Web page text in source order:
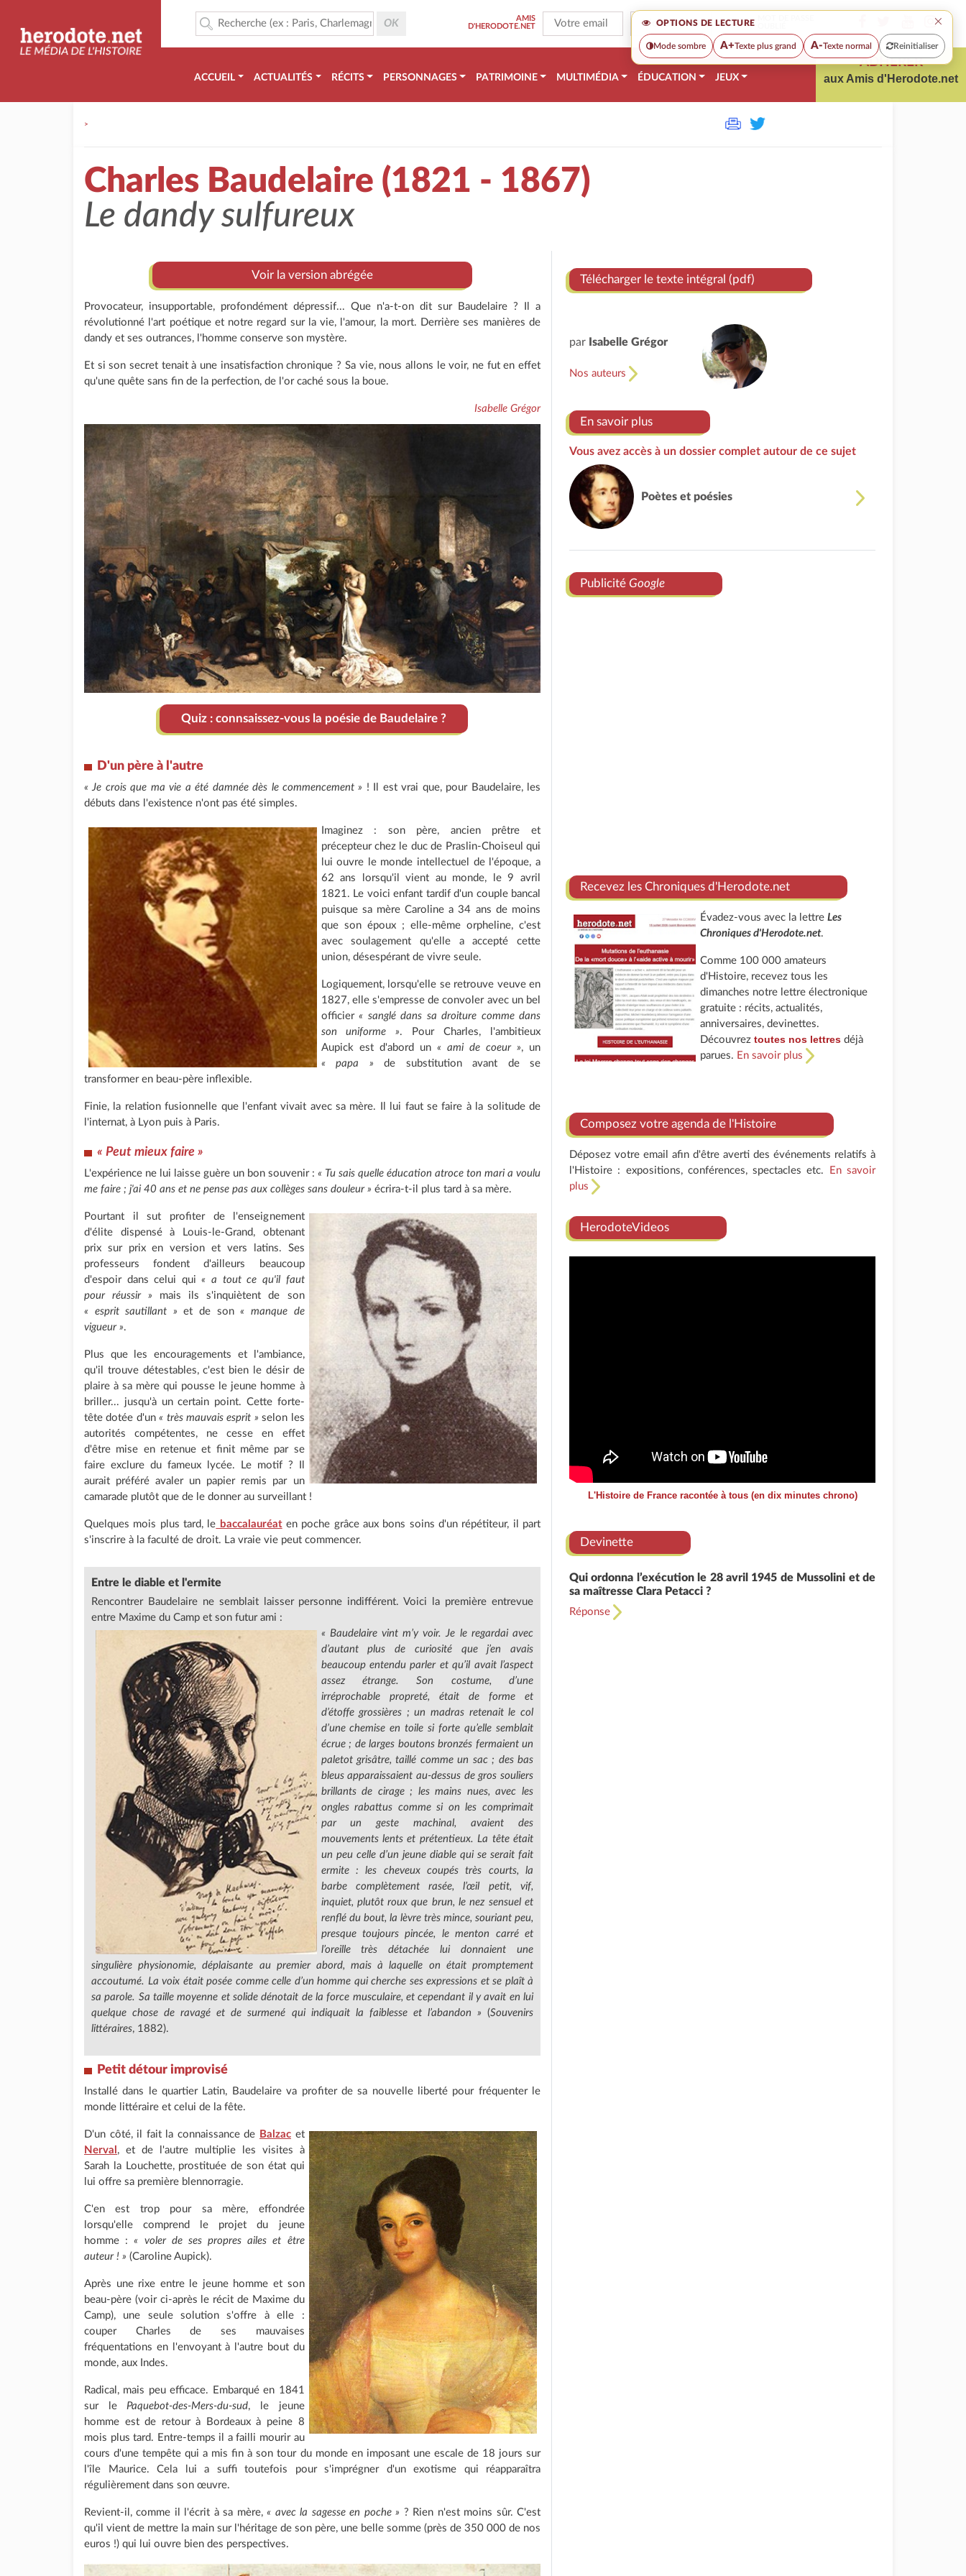
OPTIONS DE LECTURE ×
Mode sombre A+Texte plus grand A-Texte normal Reinitialiser
AMIS
D'HERODOTE.NET
ACCUEIL ACTUALITÉS RÉCITS PERSONNAGES PATRIMOINE MULTIMÉDIA ÉDUCATION JEUX
ADHÉRER
aux Amis d'Herodote.net
>
Charles Baudelaire (1821 - 1867)
Le dandy sulfureux
Voir la version abrégée
Provocateur, insupportable, profondément dépressif... Que n'a-t-on dit sur Baudelaire ? Il a
révolutionné l'art poétique et notre regard sur la vie, l'amour, la mort. Derrière ses manières de
dandy et ses outrances, l'homme conserve son mystère.
Et si son secret tenait à une insatisfaction chronique ? Sa vie, nous allons le voir, ne fut en effet
qu'une quête sans fin de la perfection, de l'or caché sous la boue.
Isabelle Grégor
Quiz : connsaissez-vous la poésie de Baudelaire ?
D'un père à l'autre
« Je crois que ma vie a été damnée dès le commencement » ! Il est vrai que, pour Baudelaire, les
débuts dans l'existence n'ont pas été simples.
Imaginez : son père, ancien prêtre et
précepteur chez le duc de Praslin-Choiseul qui
lui ouvre le monde intellectuel de l'époque, a
62 ans lorsqu'il vient au monde, le 9 avril
1821. Le voici enfant tardif d'un couple bancal
puisque sa mère Caroline a 34 ans de moins
que son époux ; elle-même orpheline, c'est
avec soulagement qu'elle a accepté cette
union, désespérant de vivre seule.
Logiquement, lorsqu'elle se retrouve veuve en
1827, elle s'empresse de convoler avec un bel
officier « sanglé dans sa droiture comme dans
son uniforme ». Pour Charles, l'ambitieux
Aupick est d'abord un « ami de coeur », un
« papa » de substitution avant de se
transformer en beau-père inflexible.
Finie, la relation fusionnelle que l'enfant vivait avec sa mère. Il lui faut se faire à la solitude de
l'internat, à Lyon puis à Paris.
« Peut mieux faire »
L'expérience ne lui laisse guère un bon souvenir : « Tu sais quelle éducation atroce ton mari a voulu
me faire ; j'ai 40 ans et ne pense pas aux collèges sans douleur » écrira-t-il plus tard à sa mère.
Pourtant il sut profiter de l'enseignement
d'élite dispensé à Louis-le-Grand, obtenant
prix sur prix en version et vers latins. Ses
professeurs fondent d'ailleurs beaucoup
d'espoir dans celui qui« a tout ce qu'il faut
pour réussir » mais ils s'inquiètent de son
« esprit sautillant » et de son« manque de
vigueur ».
Plus que les encouragements et l'ambiance,
qu'il trouve détestables, c'est bien le désir de
plaire à sa mère qui pousse le jeune homme à
briller... jusqu'à un certain point. Cette forte-
tête dotée d'un« très mauvais esprit » selon les
autorités compétentes, ne cesse en effet
d'être mise en retenue et finit même par se
faire exclure du fameux lycée. Le motif ? Il
aurait préféré avaler un papier remis par un
camarade plutôt que de le donner au surveillant !
Quelques mois plus tard, le baccalauréaten poche grâce aux bons soins d'un répétiteur, il part
s'inscrire à la faculté de droit. La vraie vie peut commencer.
Entre le diable et l'ermite
Rencontrer Baudelaire ne semblait laisser personne indifférent. Voici la première entrevue
entre Maxime du Camp et son futur ami :
« Baudelaire vint m’y voir. Je le regardai avec
d’autant plus de curiosité que j’en avais
beaucoup entendu parler et qu’il avait l’aspect
assez étrange. Son costume, d’une
irréprochable propreté, était de forme et
d’étoffe grossières ; un madras retenait le col
d’une chemise en toile si forte qu’elle semblait
écrue ; de larges boutons bronzés fermaient un
paletot grisâtre, taillé comme un sac ; des bas
bleus apparaissaient au-dessus de gros souliers
brillants de cirage ; les mains nues, avec les
ongles rabattus comme si on les comprimait
par un geste machinal, avaient des
mouvements lents et prétentieux. La tête était
un peu celle d’un jeune diable qui se serait fait
ermite : les cheveux coupés très courts, la
barbe complètement rasée, l’œil petit, vif,
inquiet, plutôt roux que brun, le nez sensuel et
renflé du bout, la lèvre très mince, souriant peu,
presque toujours pincée, le menton carré et
l’oreille très détachée lui donnaient une
singulière physionomie, déplaisante au premier abord, mais à laquelle on était promptement
accoutumé. La voix était posée comme celle d’un homme qui cherche ses expressions et se plaît à
sa parole. Sa taille moyenne et solide dénotait de la force musculaire, et cependant il y avait en lui
quelque chose de ravagé et de surmené qui indiquait la faiblesse et l’abandon » (Souvenirs
littéraires, 1882).
Petit détour improvisé
Installé dans le quartier Latin, Baudelaire va profiter de sa nouvelle liberté pour fréquenter le
monde littéraire et celui de la fête.
D'un côté, il fait la connaissance de Balzacet
Nerval , et de l'autre multiplie les visites à
Sarah la Louchette, prostituée de son état qui
lui offre sa première blennorragie.
C'en est trop pour sa mère, effondrée
lorsqu'elle comprend le projet du jeune
homme :« voler de ses propres ailes et être
auteur ! » (Caroline Aupick).
Après une rixe entre le jeune homme et son
beau-père (voir ci-après le récit de Maxime du
Camp), une seule solution s'offre à elle :
couper Charles de ses mauvaises
fréquentations en l'envoyant à l'autre bout du
monde, aux Indes.
Radical, mais peu efficace. Embarqué en 1841
sur lePaquebot-des-Mers-du-sud, le jeune
homme est de retour à Bordeaux à peine 8
mois plus tard. Entre-temps il a failli mourir au
cours d'une tempête qui a mis fin à son tour du monde en imposant une escale de 18 jours sur
l'île Maurice. Cela lui a suffi toutefois pour s'imprégner d'un exotisme qui réapparaîtra
régulièrement dans son œuvre.
Revient-il, comme il l'écrit à sa mère,« avec la sagesse en poche » ? Rien n'est moins sûr. C'est
qu'il vient de mettre la main sur l'héritage de son père, une belle somme (près de 350 000 de nos
euros !) qui lui ouvre bien des perspectives.
Télécharger le texte intégral (pdf)
par Isabelle Grégor
Nos auteurs
En savoir plus
Vous avez accès à un dossier complet autour de ce sujet
Poètes et poésies
Publicité Google
Recevez les Chroniques d'Herodote.net
Évadez-vous avec la lettreLes
Chroniques d'Herodote.net.
Comme 100 000 amateurs
d'Histoire, recevez tous les
dimanches notre lettre électronique
gratuite : récits, actualités,
anniversaires, devinettes.
Découvreztoutes nos lettres déjà
parues. En savoir plus
Composez votre agenda de l'Histoire
Déposez votre email afin d'être averti des événements relatifs à
l'Histoire : expositions, conférences, spectacles etc.
En savoir
plus
HerodoteVideos
L'Histoire de France racontée à tous (en dix minutes chrono)
Devinette
Qui ordonna l’exécution le 28 avril 1945 de Mussolini et de
sa maîtresse Clara Petacci ?
Réponse